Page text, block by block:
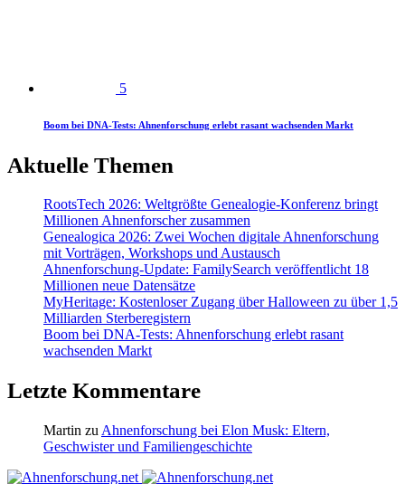
5
Boom bei DNA-Tests: Ahnenforschung erlebt rasant wachsenden Markt
Aktuelle Themen
RootsTech 2026: Weltgrößte Genealogie-Konferenz bringt
Millionen Ahnenforscher zusammen
Genealogica 2026: Zwei Wochen digitale Ahnenforschung
mit Vorträgen, Workshops und Austausch
Ahnenforschung-Update: FamilySearch veröffentlicht 18
Millionen neue Datensätze
MyHeritage: Kostenloser Zugang über Halloween zu über 1,5
Milliarden Sterberegistern
Boom bei DNA-Tests: Ahnenforschung erlebt rasant
wachsenden Markt
Letzte Kommentare
Martin zu Ahnenforschung bei Elon Musk: Eltern,
Geschwister und Familiengeschichte